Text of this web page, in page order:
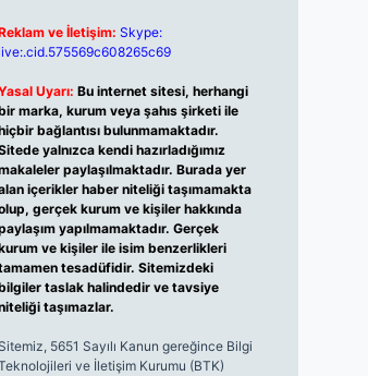
ve İletişim: Skype:
live:.cid.575569c608265c69
Uyarı: Bu internet sitesi, herhangi
marka, kurum veya şahıs şirketi ile
bağlantısı bulunmamaktadır.
yalnızca kendi hazırladığımız
paylaşılmaktadır. Burada yer
içerikler haber niteliği taşımamakta
gerçek kurum ve kişiler hakkında
yapılmamaktadır. Gerçek
ve kişiler ile isim benzerlikleri
tesadüfidir. Sitemizdeki
taslak halindedir ve tavsiye
taşımazlar.
Sitemiz, 5651 Sayılı Kanun gereğince Bilgi
ve İletişim Kurumu (BTK)